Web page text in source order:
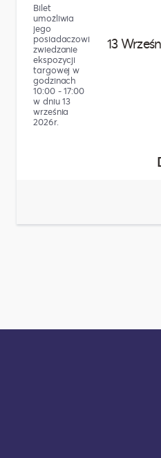
Bilet
umożliwia
jego
posiadaczowi
zwiedzanie
ekspozycji
targowej w
godzinach
10:00 - 17:00
w dniu 13
września
2026r.
13